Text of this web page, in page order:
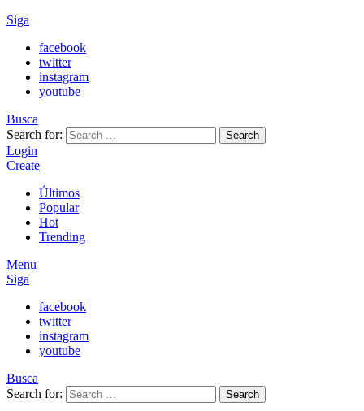
Siga
facebook
twitter
instagram
youtube
Busca
Search for:
Search
Login
Create
Últimos
Popular
Hot
Trending
Menu
Siga
facebook
twitter
instagram
youtube
Busca
Search for:
Search